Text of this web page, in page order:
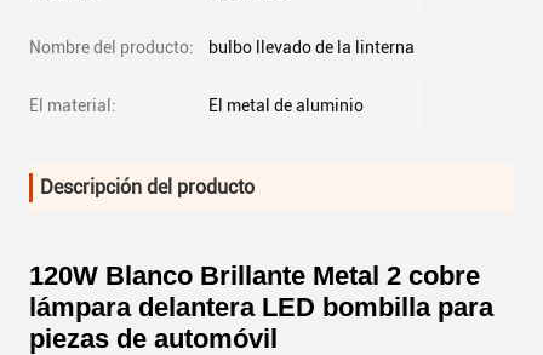
Nombre del producto: bulbo llevado de la linterna
El material: El metal de aluminio
Descripción del producto
120W Blanco Brillante Metal 2 cobre
lámpara delantera LED bombilla para
piezas de automóvil